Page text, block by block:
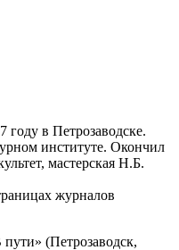
году в Петрозаводске.
институте. Окончил
мастерская Н.Б.
журналов
(Петрозаводск,